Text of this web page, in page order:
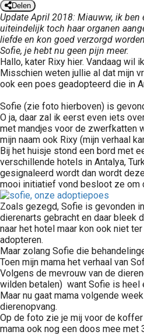
Delen
Update April 2018: Miauww, ik
uiteindelijk toch haar organen
liefde en kon goed verzorgd
Sofie, je hebt nu geen pijn meer.
Hallo, kater Rixy hier. Vandaag wil
Misschien weten jullie al dat mijn
ook een poes geadopteerd die in
Sofie (zie foto hierboven) is
O ja, daar zal ik eerst even iets
met mandjes voor de zwerfkatten
mijn naam ook Rixy (mijn verhaal
Bij het huisje stond een bord met
verschillende hotels in Antalya,
gesignaleerd wordt dan wordt
mooi initiatief vond besloot ze om
Zoals gezegd, Sofie is gevonden
dierenarts gebracht en daar bleek
naar het hotel maar kon ook niet
adopteren.
Maar zolang Sofie die
Toen mijn mama het verhaal van
Volgens de mevrouw van de
wilden betalen) want Sofie is heel
Maar nu gaat mama volgende
dierenopvang.
Op de foto zie je mij voor de
mama ook nog een doos mee met